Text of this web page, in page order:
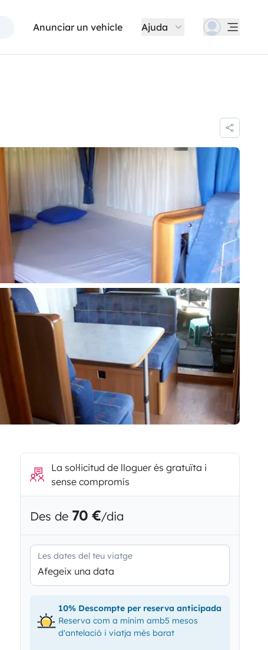
Anunciar un vehicle Ajuda
La sol·licitud de lloguer és gratuïta i
sense compromís
Des de 70 €/dia
Les dates del teu viatge
Afegeix una data
10% Descompte per reserva anticipada
Reserva com a mínim amb5 mesos
d'antelació i viatja més barat